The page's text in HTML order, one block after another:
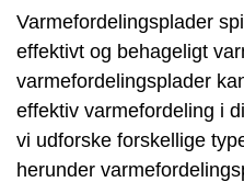
Varmefordelingsplader
effektivt og behageligt
varmefordelingsplader
effektiv varmefordeling i
vi udforske forskellige
herunder